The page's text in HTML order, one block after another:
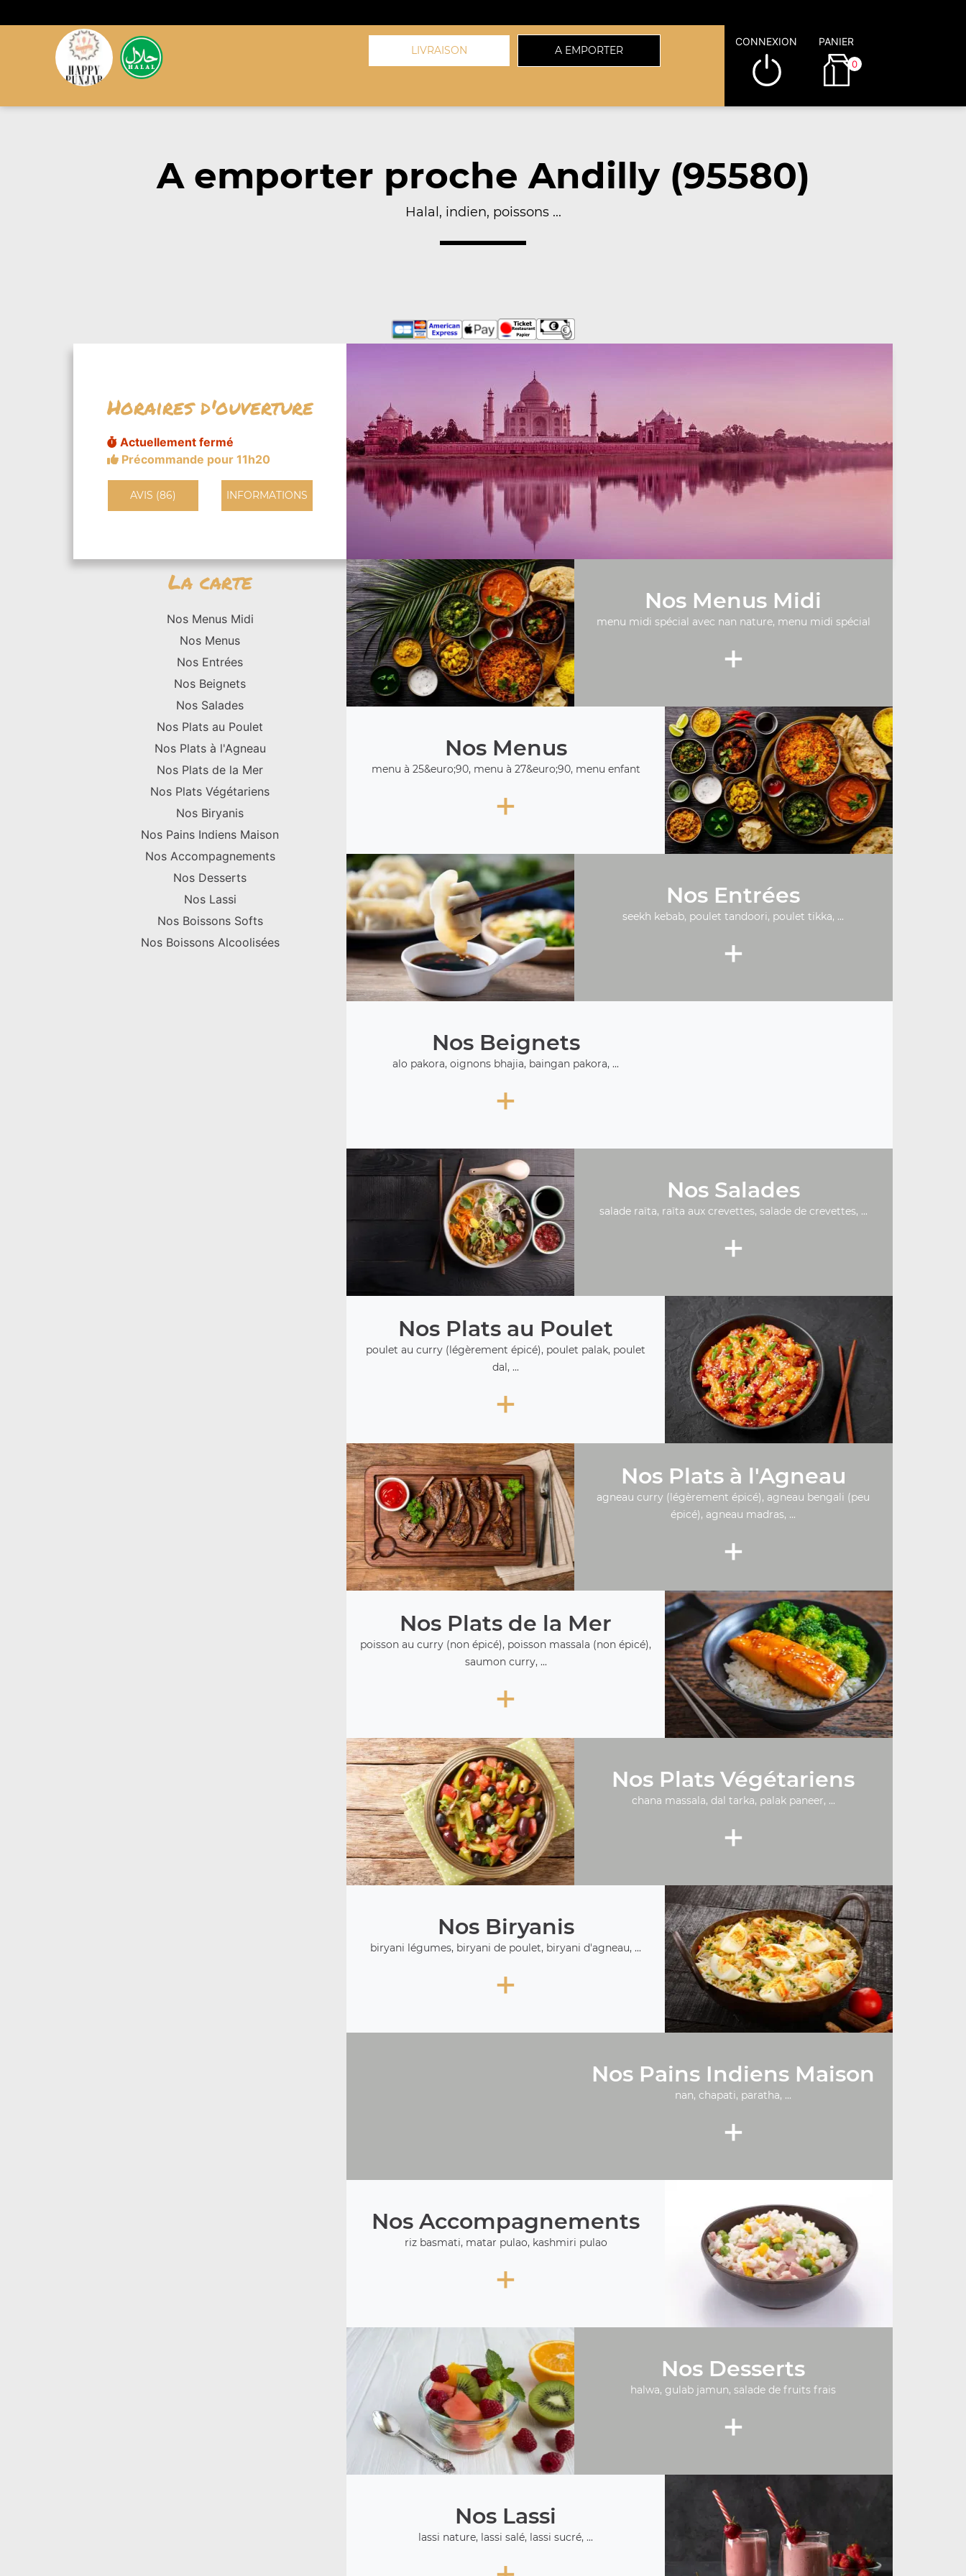
LIVRAISON A EMPORTER
CONNEXION PANIER
0
A emporter proche Andilly (95580)
Halal, indien, poissons ...
Horaires d'ouverture
Actuellement fermé
Précommande pour 11h20
AVIS (86) INFORMATIONS
La carte
Nos Menus Midi
Nos Menus
Nos Entrées
Nos Beignets
Nos Salades
Nos Plats au Poulet
Nos Plats à l'Agneau
Nos Plats de la Mer
Nos Plats Végétariens
Nos Biryanis
Nos Pains Indiens Maison
Nos Accompagnements
Nos Desserts
Nos Lassi
Nos Boissons Softs
Nos Boissons Alcoolisées
Nos Menus Midi
menu midi spécial avec nan nature, menu midi spécial
+
Nos Menus
menu à 25&euro;90, menu à 27&euro;90, menu enfant
+
Nos Entrées
seekh kebab, poulet tandoori, poulet tikka, ...
+
Nos Beignets
alo pakora, oignons bhajia, baingan pakora, ...
+
Nos Salades
salade raïta, raïta aux crevettes, salade de crevettes, ...
+
Nos Plats au Poulet
poulet au curry (légèrement épicé), poulet palak, poulet
dal, ...
+
Nos Plats à l'Agneau
agneau curry (légèrement épicé), agneau bengali (peu
épicé), agneau madras, ...
+
Nos Plats de la Mer
poisson au curry (non épicé), poisson massala (non épicé),
saumon curry, ...
+
Nos Plats Végétariens
chana massala, dal tarka, palak paneer, ...
+
Nos Biryanis
biryani légumes, biryani de poulet, biryani d'agneau, ...
+
Nos Pains Indiens Maison
nan, chapati, paratha, ...
+
Nos Accompagnements
riz basmati, matar pulao, kashmiri pulao
+
Nos Desserts
halwa, gulab jamun, salade de fruits frais
+
Nos Lassi
lassi nature, lassi salé, lassi sucré, ...